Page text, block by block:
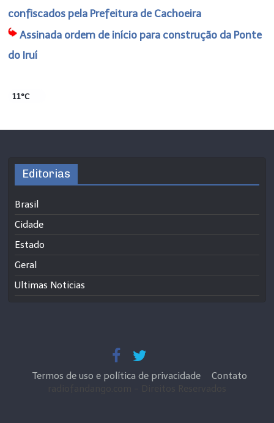
confiscados pela Prefeitura de Cachoeira
Assinada ordem de início para construção da Ponte
do Iruí
11°C
Editorias
Brasil
Cidade
Estado
Geral
Ultimas Noticias
Termos de uso e política de privacidade
Contato